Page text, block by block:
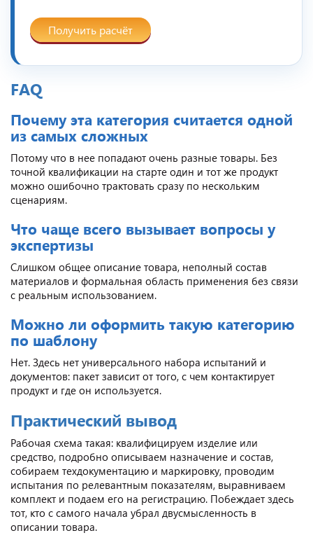
Получить расчёт
FAQ
Почему эта категория считается одной
из самых сложных
Потому что в нее попадают очень разные товары. Без
точной квалификации на старте один и тот же продукт
можно ошибочно трактовать сразу по нескольким
сценариям.
Что чаще всего вызывает вопросы у
экспертизы
Слишком общее описание товара, неполный состав
материалов и формальная область применения без связи
с реальным использованием.
Можно ли оформить такую категорию
по шаблону
Нет. Здесь нет универсального набора испытаний и
документов: пакет зависит от того, с чем контактирует
продукт и где он используется.
Практический вывод
Рабочая схема такая: квалифицируем изделие или
средство, подробно описываем назначение и состав,
собираем техдокументацию и маркировку, проводим
испытания по релевантным показателям, выравниваем
комплект и подаем его на регистрацию. Побеждает здесь
тот, кто с самого начала убрал двусмысленность в
описании товара.